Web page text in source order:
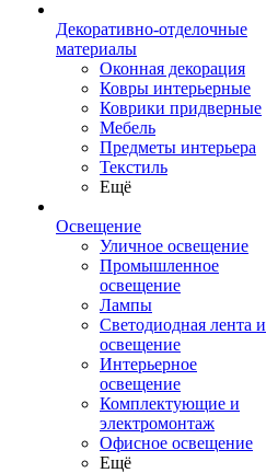
Декоративно-отделочные
материалы
Оконная декорация
Ковры интерьерные
Коврики придверные
Мебель
Предметы интерьера
Текстиль
Ещё
Освещение
Уличное освещение
Промышленное
освещение
Лампы
Светодиодная лента и
освещение
Интерьерное
освещение
Комплектующие и
электромонтаж
Офисное освещение
Ещё